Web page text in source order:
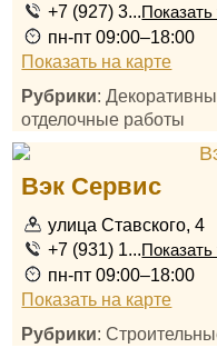
+7 (927) 3...
пн-пт 09:00–18:00
Показать на карте
Рубрики:
отделочные работы
Вэк Сервис
улица Ставского, 4
+7 (931) 1...
пн-пт 09:00–18:00
Показать на карте
Рубрики: